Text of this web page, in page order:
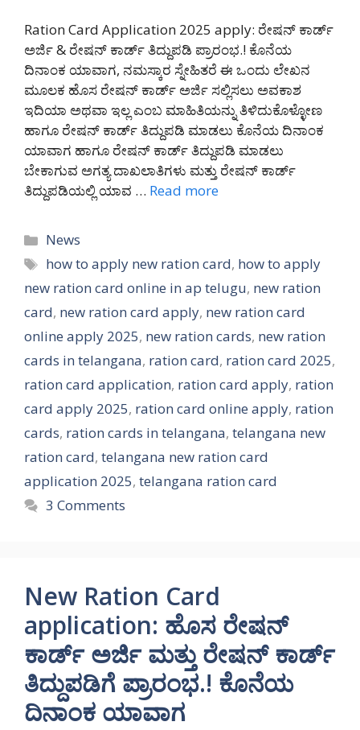
Ration Card Application 2025 apply: ರೇಷನ್ ಕಾರ್ಡ್
ಅರ್ಜಿ & ರೇಷನ್ ಕಾರ್ಡ್ ತಿದ್ದುಪಡಿ ಪ್ರಾರಂಭ.! ಕೊನೆಯ
ದಿನಾಂಕ ಯಾವಾಗ, ನಮಸ್ಕಾರ ಸ್ನೇಹಿತರೆ ಈ ಒಂದು ಲೇಖನ
ಮೂಲಕ ಹೊಸ ರೇಷನ್ ಕಾರ್ಡ್ ಅರ್ಜಿ ಸಲ್ಲಿಸಲು ಅವಕಾಶ
ಇದಿಯಾ ಅಥವಾ ಇಲ್ಲ ಎಂಬ ಮಾಹಿತಿಯನ್ನು ತಿಳಿದುಕೊಳ್ಳೋಣ
ಹಾಗೂ ರೇಷನ್ ಕಾರ್ಡ್ ತಿದ್ದುಪಡಿ ಮಾಡಲು ಕೊನೆಯ ದಿನಾಂಕ
ಯಾವಾಗ ಹಾಗೂ ರೇಷನ್ ಕಾರ್ಡ್ ತಿದ್ದುಪಡಿ ಮಾಡಲು
ಬೇಕಾಗುವ ಅಗತ್ಯ ದಾಖಲಾತಿಗಳು ಮತ್ತು ರೇಷನ್ ಕಾರ್ಡ್
ತಿದ್ದುಪಡಿಯಲ್ಲಿ ಯಾವ … Read more
Categories
News
Tags
how to apply new ration card, how to apply
new ration card online in ap telugu, new ration
card, new ration card apply, new ration card
online apply 2025, new ration cards, new ration
cards in telangana, ration card, ration card 2025,
ration card application, ration card apply, ration
card apply 2025, ration card online apply, ration
cards, ration cards in telangana, telangana new
ration card, telangana new ration card
application 2025, telangana ration card
3 Comments
New Ration Card
application: ಹೊಸ ರೇಷನ್
ಕಾರ್ಡ್ ಅರ್ಜಿ ಮತ್ತು ರೇಷನ್ ಕಾರ್ಡ್
ತಿದ್ದುಪಡಿಗೆ ಪ್ರಾರಂಭ.! ಕೊನೆಯ
ದಿನಾಂಕ ಯಾವಾಗ